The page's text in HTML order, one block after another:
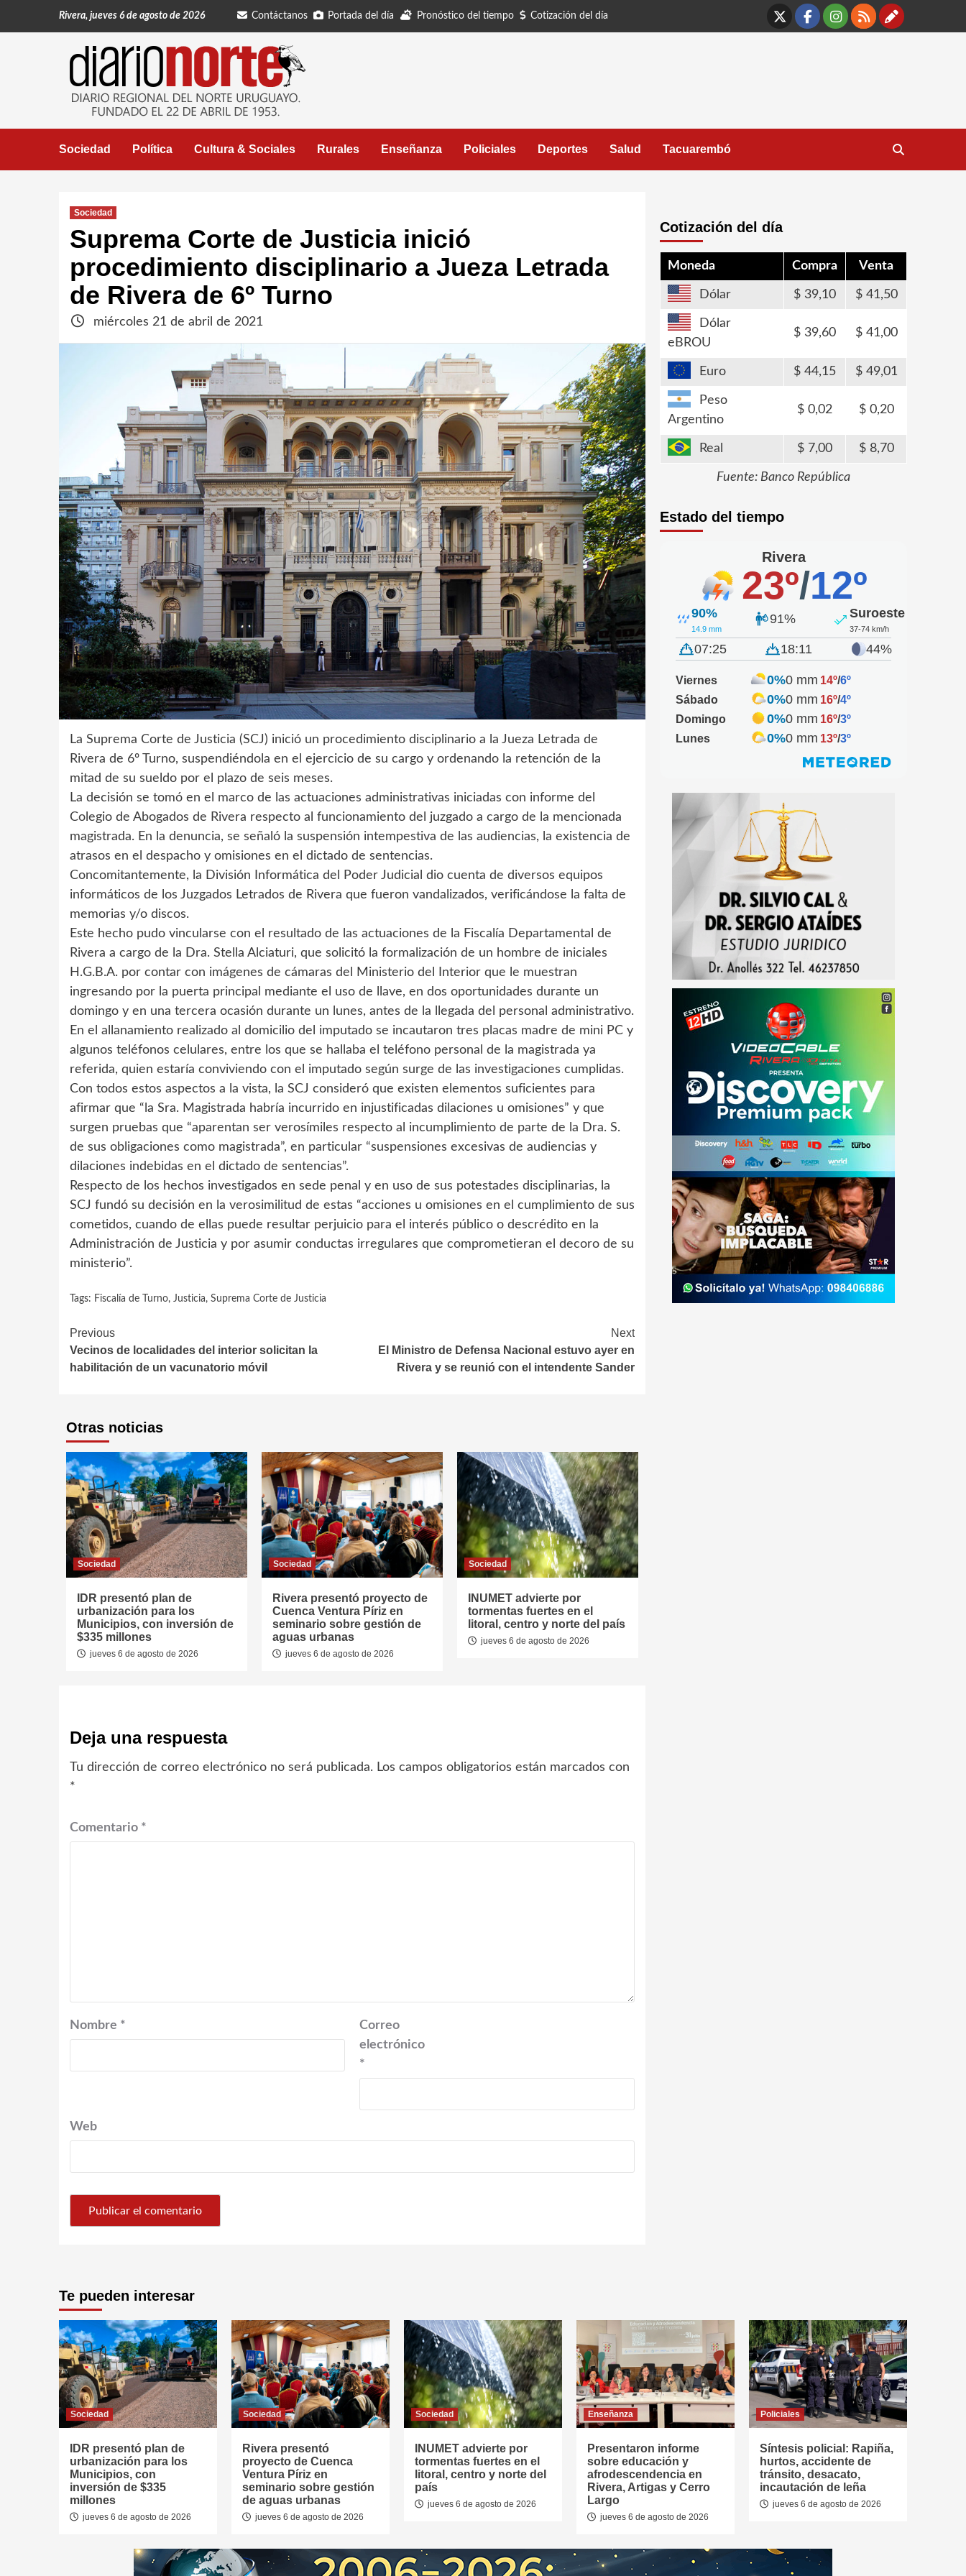
Rivera, jueves 6 de agosto de 2026 Contáctanos Portada del día Pronóstico del tiempo Cotización del día
X Facebook
Instagram
RSS
Sociedad Política Cultura & Sociales Rurales Enseñanza Policiales Deportes Salud Tacuarembó
Sociedad
Suprema Corte de Justicia inició
procedimiento disciplinario a Jueza Letrada
de Rivera de 6º Turno
miércoles 21 de abril de 2021
La Suprema Corte de Justicia (SCJ) inició un procedimiento disciplinario a la Jueza Letrada de
Rivera de 6º Turno, suspendiéndola en el ejercicio de su cargo y ordenando la retención de la
mitad de su sueldo por el plazo de seis meses.
La decisión se tomó en el marco de las actuaciones administrativas iniciadas con informe del
Colegio de Abogados de Rivera respecto al funcionamiento del juzgado a cargo de la mencionada
magistrada. En la denuncia, se señaló la suspensión intempestiva de las audiencias, la existencia de
atrasos en el despacho y omisiones en el dictado de sentencias.
Concomitantemente, la División Informática del Poder Judicial dio cuenta de diversos equipos
informáticos de los Juzgados Letrados de Rivera que fueron vandalizados, verificándose la falta de
memorias y/o discos.
Este hecho pudo vincularse con el resultado de las actuaciones de la Fiscalía Departamental de
Rivera a cargo de la Dra. Stella Alciaturi, que solicitó la formalización de un hombre de iniciales
H.G.B.A. por contar con imágenes de cámaras del Ministerio del Interior que le muestran
ingresando por la puerta principal mediante el uso de llave, en dos oportunidades durante un
domingo y en una tercera ocasión durante un lunes, antes de la llegada del personal administrativo.
En el allanamiento realizado al domicilio del imputado se incautaron tres placas madre de mini PC y
algunos teléfonos celulares, entre los que se hallaba el teléfono personal de la magistrada ya
referida, quien estaría conviviendo con el imputado según surge de las investigaciones cumplidas.
Con todos estos aspectos a la vista, la SCJ consideró que existen elementos suficientes para
afirmar que “la Sra. Magistrada habría incurrido en injustificadas dilaciones u omisiones” y que
surgen pruebas que “aparentan ser verosímiles respecto al incumplimiento de parte de la Dra. S.
de sus obligaciones como magistrada”, en particular “suspensiones excesivas de audiencias y
dilaciones indebidas en el dictado de sentencias”.
Respecto de los hechos investigados en sede penal y en uso de sus potestades disciplinarias, la
SCJ fundó su decisión en la verosimilitud de estas “acciones u omisiones en el cumplimiento de sus
cometidos, cuando de ellas puede resultar perjuicio para el interés público o descrédito en la
Administración de Justicia y por asumir conductas irregulares que comprometieran el decoro de su
ministerio”.
Tags: Fiscalía de Turno, Justicia, Suprema Corte de Justicia
Continue
Reading
Previous
Vecinos de localidades del interior solicitan la
habilitación de un vacunatorio móvil
Next
El Ministro de Defensa Nacional estuvo ayer en
Rivera y se reunió con el intendente Sander
Otras noticias
Sociedad
IDR presentó plan de
urbanización para los
Municipios, con inversión de
$335 millones
jueves 6 de agosto de 2026
Sociedad
Rivera presentó proyecto de
Cuenca Ventura Píriz en
seminario sobre gestión de
aguas urbanas
jueves 6 de agosto de 2026
Sociedad
INUMET advierte por
tormentas fuertes en el
litoral, centro y norte del país
jueves 6 de agosto de 2026
Deja una respuesta
Tu dirección de correo electrónico no será publicada. Los campos obligatorios están marcados con
*
Comentario *
Nombre *
Correo
electrónico
*
Web
Cotización del día
Moneda Compra Venta
Dólar 39,10 41,50
Dólar
eBROU
39,60 41,00
Euro 44,15 49,01
Peso
Argentino
0,02 0,20
Real 7,00 8,70
Fuente: Banco República
Estado del tiempo
Rivera
23º/12º
90%
14.9 mm
91% Suroeste
37-74 km/h
07:25 18:11 44%
Viernes 0%0 mm 14º/6º
Sábado
0%0 mm 16º/4º
Domingo
0%0 mm 16º/3º
Lunes
0%0 mm 13º/3º
Te pueden interesar
Sociedad
IDR presentó plan de
urbanización para los
Municipios, con
inversión de $335
millones
jueves 6 de agosto de 2026
Sociedad
Rivera presentó
proyecto de Cuenca
Ventura Píriz en
seminario sobre gestión
de aguas urbanas
jueves 6 de agosto de 2026
Sociedad
INUMET advierte por
tormentas fuertes en el
litoral, centro y norte del
país
jueves 6 de agosto de 2026
Enseñanza
Presentaron informe
sobre educación y
afrodescendencia en
Rivera, Artigas y Cerro
Largo
jueves 6 de agosto de 2026
Policiales
Síntesis policial: Rapiña,
hurtos, accidente de
tránsito, desacato,
incautación de leña
jueves 6 de agosto de 2026